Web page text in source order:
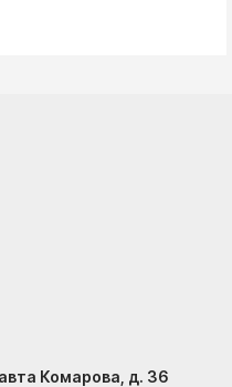
Комарова, д. 36